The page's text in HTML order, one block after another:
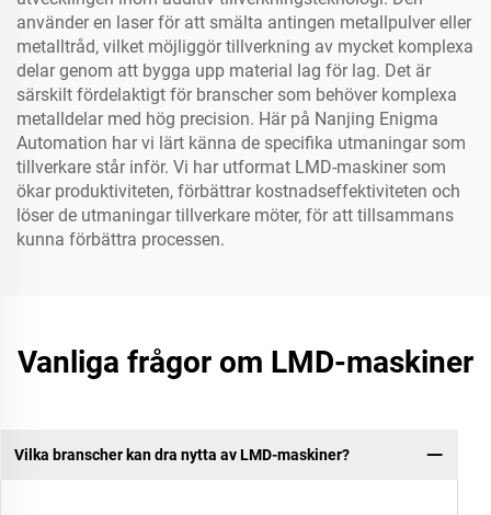
använder en laser för att smälta antingen metallpulver eller
metalltråd, vilket möjliggör tillverkning av mycket komplexa
delar genom att bygga upp material lag för lag. Det är
särskilt fördelaktigt för branscher som behöver komplexa
metalldelar med hög precision. Här på Nanjing Enigma
Automation har vi lärt känna de specifika utmaningar som
tillverkare står inför. Vi har utformat LMD-maskiner som
ökar produktiviteten, förbättrar kostnadseffektiviteten och
löser de utmaningar tillverkare möter, för att tillsammans
kunna förbättra processen.
Vanliga frågor om LMD-maskiner
Vilka branscher kan dra nytta av LMD-maskiner?